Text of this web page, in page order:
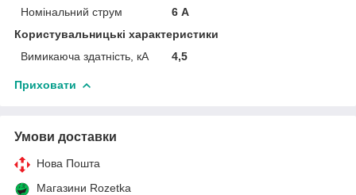
Номінальний струм
6 А
Користувальницькі характеристики
Вимикаюча здатність, кА
4,5
Приховати
Умови доставки
Нова Пошта
Магазини Rozetka